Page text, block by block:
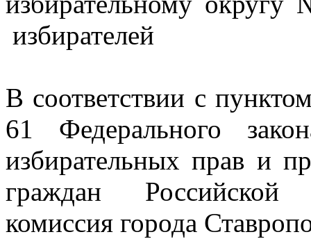
избирателей
В соответствии с
61 Федерального
избирательных прав и
граждан Российской
комиссия города